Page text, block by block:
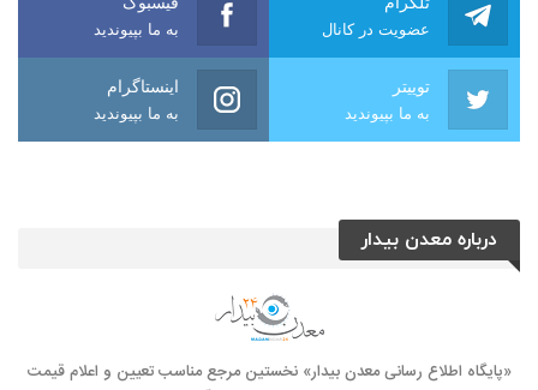
عضویت در کانال به ما بپیوندید
توییتر
به ما بپیوندید
اینستاگرام
به ما بپیوندید
درباره معدن بیدار
«پایگاه اطلاع رسانی معدن بیدار» نخستین مرجع مناسب تعیین و اعلام قیمت